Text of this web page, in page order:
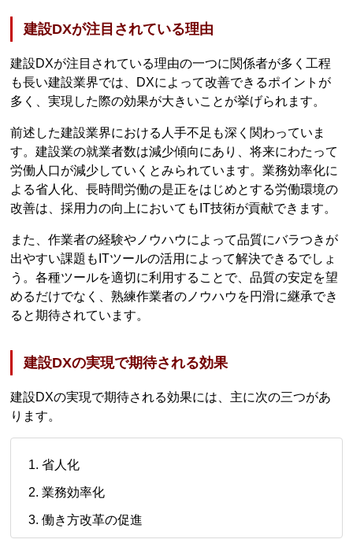
建設DXが注目されている理由
建設DXが注目されている理由の一つに関係者が多く工程
も長い建設業界では、DXによって改善できるポイントが
多く、実現した際の効果が大きいことが挙げられます。
前述した建設業界における人手不足も深く関わっていま
す。建設業の就業者数は減少傾向にあり、将来にわたって
労働人口が減少していくとみられています。業務効率化に
よる省人化、長時間労働の是正をはじめとする労働環境の
改善は、採用力の向上においてもIT技術が貢献できます。
また、作業者の経験やノウハウによって品質にバラつきが
出やすい課題もITツールの活用によって解決できるでしょ
う。各種ツールを適切に利用することで、品質の安定を望
めるだけでなく、熟練作業者のノウハウを円滑に継承でき
ると期待されています。
建設DXの実現で期待される効果
建設DXの実現で期待される効果には、主に次の三つがあ
ります。
省人化
業務効率化
働き方改革の促進